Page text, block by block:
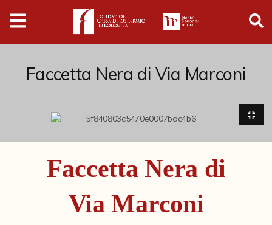
Digital
Humanities
Donazioni
Faccetta Nera di Via Marconi
Faccetta Nera di
Via Marconi